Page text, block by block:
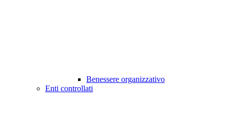
Benessere organizzativo
Enti controllati